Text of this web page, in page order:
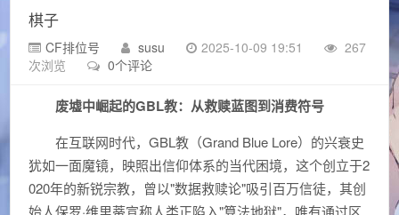
棋子
CF排位号 susu 2025-10-09 19:51
267
次浏览
0个评论
废墟中崛起的GBL教：从救赎蓝图到消费符号
在互联网时代，GBL教（Grand Blue Lore）的兴衰史
犹如一面魔镜，映照出信仰体系的当代困境，这个创立于2
020年的新锐宗教，曾以"数据救赎论"吸引百万信徒，其创
始人保罗·维里蒂宣称人类正陷入"算法地狱"，唯有通过区